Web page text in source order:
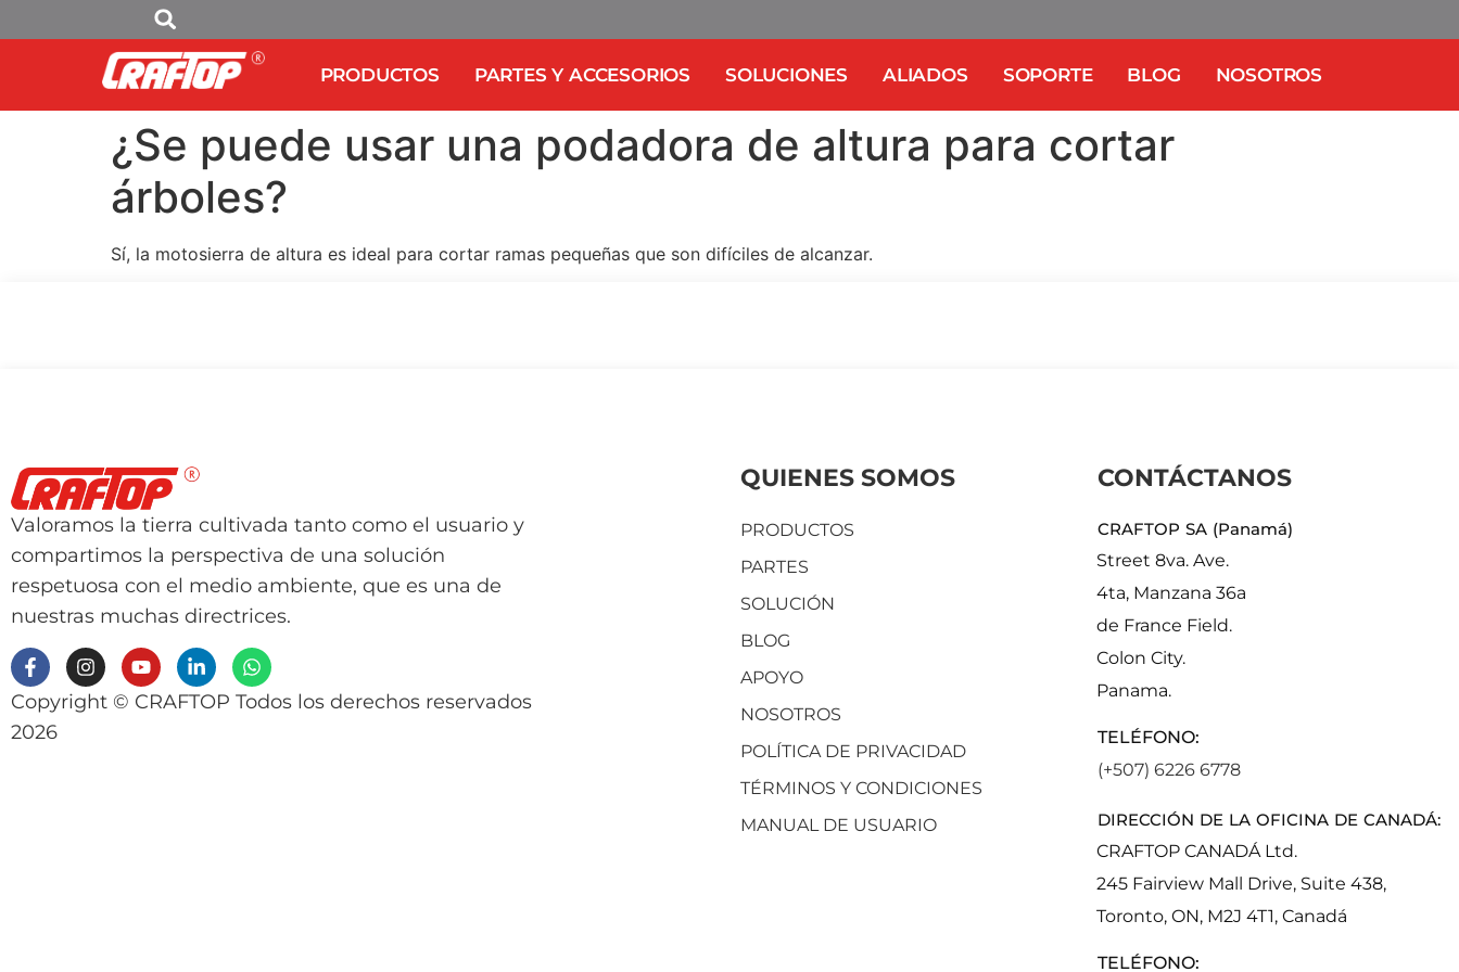
PRODUCTOS PARTES Y ACCESORIOS SOLUCIONES ALIADOS SOPORTE BLOG NOSOTROS
¿Se puede usar una podadora de altura para cortar
árboles?
Sí, la motosierra de altura es ideal para cortar ramas pequeñas que son difíciles de alcanzar.
Valoramos la tierra cultivada tanto como el usuario y
compartimos la perspectiva de una solución
respetuosa con el medio ambiente, que es una de
nuestras muchas directrices.
Copyright © CRAFTOP Todos los derechos reservados
2026
QUIENES SOMOS
PRODUCTOS
PARTES
SOLUCIÓN
BLOG
APOYO
NOSOTROS
POLÍTICA DE PRIVACIDAD
TÉRMINOS Y CONDICIONES
MANUAL DE USUARIO
CONTÁCTANOS
CRAFTOP SA (Panamá)
Street 8va. Ave.
4ta, Manzana 36a
de France Field.
Colon City.
Panama.
TELÉFONO:
(+507) 6226 6778
DIRECCIÓN DE LA OFICINA DE CANADÁ:
CRAFTOP CANADÁ Ltd.
245 Fairview Mall Drive, Suite 438,
Toronto, ON, M2J 4T1, Canadá
TELÉFONO: